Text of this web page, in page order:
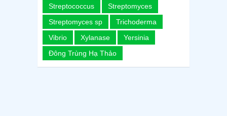
Streptococcus
Streptomyces
Streptomyces sp
Trichoderma
Vibrio
Xylanase
Yersinia
Đông Trùng Hạ Thảo